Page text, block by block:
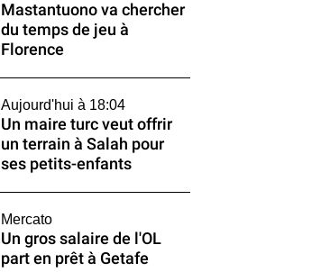
Mastantuono va chercher
du temps de jeu à
Florence
Aujourd'hui à 18:04
Un maire turc veut offrir
un terrain à Salah pour
ses petits-enfants
Mercato
Un gros salaire de l'OL
part en prêt à Getafe